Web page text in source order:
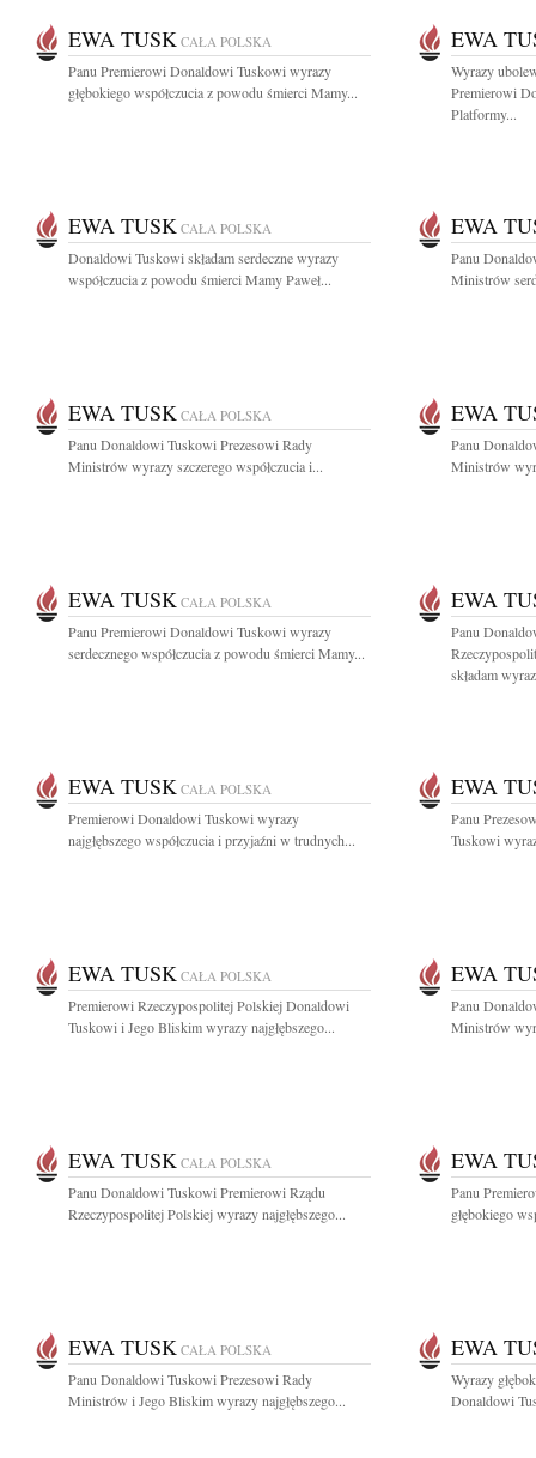
EWA TUSK CAŁA POLSKA
Panu Premierowi Donaldowi Tuskowi wyrazy
głębokiego współczucia z powodu śmierci Mamy...
EWA
Wyrazy
Premierowi
Platformy...
EWA TUSK CAŁA POLSKA
Donaldowi Tuskowi składam serdeczne wyrazy
współczucia z powodu śmierci Mamy Paweł...
EWA
Panu
Ministrów
EWA TUSK CAŁA POLSKA
Panu Donaldowi Tuskowi Prezesowi Rady
Ministrów wyrazy szczerego współczucia i...
EWA
Panu
Ministrów
EWA TUSK CAŁA POLSKA
Panu Premierowi Donaldowi Tuskowi wyrazy
serdecznego współczucia z powodu śmierci Mamy...
EWA
Panu
składam
EWA TUSK CAŁA POLSKA
Premierowi Donaldowi Tuskowi wyrazy
najgłębszego współczucia i przyjaźni w trudnych...
EWA
Panu
Tuskowi
EWA TUSK CAŁA POLSKA
Premierowi Rzeczypospolitej Polskiej Donaldowi
Tuskowi i Jego Bliskim wyrazy najgłębszego...
EWA
Panu
Ministrów
EWA TUSK CAŁA POLSKA
Panu Donaldowi Tuskowi Premierowi Rządu
Rzeczypospolitej Polskiej wyrazy najgłębszego...
EWA
Panu
głębokiego
EWA TUSK CAŁA POLSKA
Panu Donaldowi Tuskowi Prezesowi Rady
Ministrów i Jego Bliskim wyrazy najgłębszego...
EWA
Wyrazy
Donaldowi